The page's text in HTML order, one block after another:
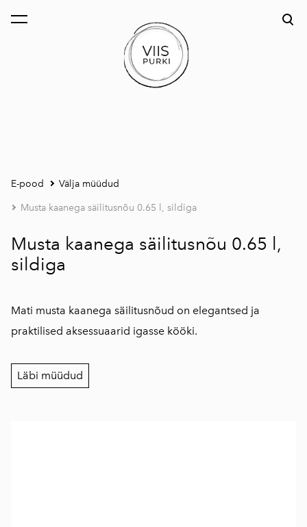
lisati ostukorvi. Vaata ostukorvi
E-pood Välja müüdud
Musta kaanega säilitusnõu 0.65 l, sildiga
Musta kaanega säilitusnõu 0.65 l,
sildiga
Mati musta kaanega säilitusnõud on elegantsed ja
praktilised aksessuaarid igasse kööki.
Läbi müüdud